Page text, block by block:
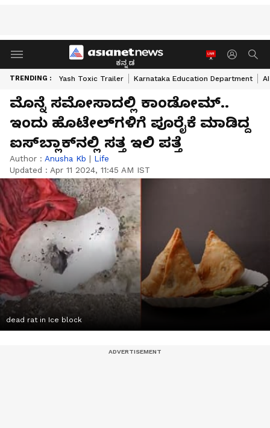
ಕನ್ನಡ
TRENDING : Yash Toxic Trailer Karnataka Education Department
ಮೊನ್ನೆ ಸಮೋಸಾದಲ್ಲಿ ಕಾಂಡೋಮ್..
ಇಂದು ಹೊಟೇಲ್‌ಗಳಿಗೆ ಪೂರೈಕೆ ಮಾಡಿದ್ದ
ಐಸ್‌ಬ್ಲಾಕ್‌ನಲ್ಲಿ ಸತ್ತ ಇಲಿ ಪತ್ತೆ
Author : Anusha Kb | Life
Updated : Apr 11 2024, 11:45 AM IST
dead rat in Ice block